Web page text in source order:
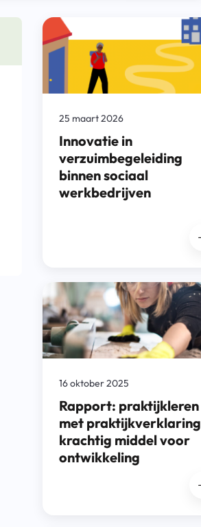
Innovatie in
verzuimbegeleiding
binnen sociaal
werkbedrijven
25 maart 2026
Rapport: praktijkleren
met praktijkverklaring
krachtig middel voor
ontwikkeling
16 oktober 2025